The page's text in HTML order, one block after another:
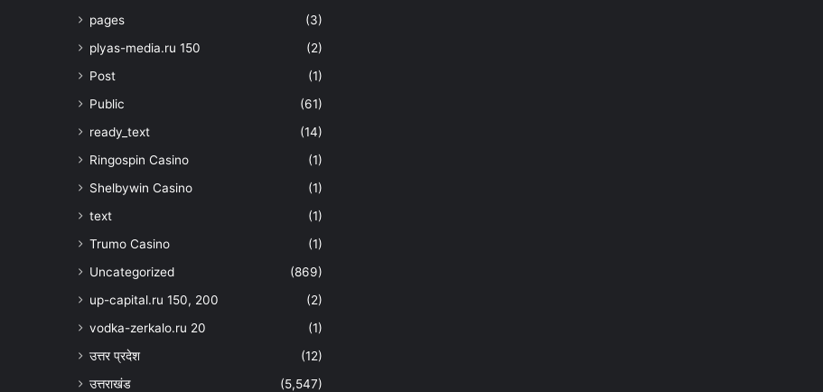
pages
(3)
plyas-media.ru 150
(2)
Post
(1)
Public
(61)
ready_text
(14)
Ringospin Casino
(1)
Shelbywin Casino
(1)
text
(1)
Trumo Casino
(1)
Uncategorized
(869)
up-capital.ru 150, 200
(2)
vodka-zerkalo.ru 20
(1)
उत्तर प्रदेश
(12)
उत्तराखंड
(5,547)